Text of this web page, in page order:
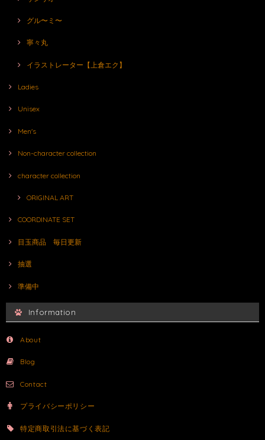
グル〜ミ〜
寧々丸
イラストレーター【上倉エク】
Ladies
Unisex
Men's
Non-character collection
character collection
ORIGINAL ART
COORDINATE SET
目玉商品 毎日更新
抽選
準備中
Information
About
Blog
Contact
プライバシーポリシー
特定商取引法に基づく表記